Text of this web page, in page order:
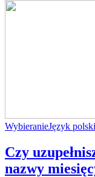
WybieranieJęzyk polski
Czy
nazwy